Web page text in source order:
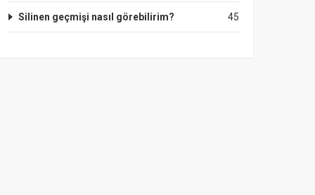
45
Silinen geçmişi nasıl görebilirim?